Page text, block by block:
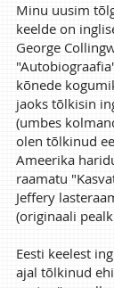
Minu uusim
keelde on
George
kõnede
jaoks tõlkisin
(umbes
olen tõlkinud
Ameerika
raamatu
Jeffery
(originaali
Eesti keelest
ajal tõlkinud